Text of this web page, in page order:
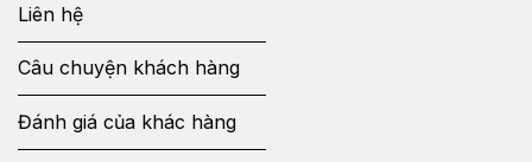
Liên hệ
Câu chuyện khách hàng
Đánh giá của khác hàng